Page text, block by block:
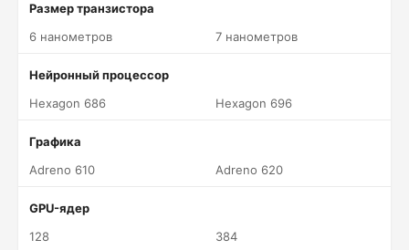
Размер транзистора
6 нанометров
7 нанометров
Нейронный процессор
Hexagon 686
Hexagon 696
Графика
Adreno 610
Adreno 620
GPU-ядер
128
384